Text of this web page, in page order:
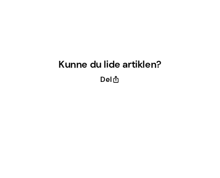
Kunne du lide artiklen?
Del